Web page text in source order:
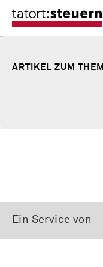
ARTIKEL ZUM
Ein Service von